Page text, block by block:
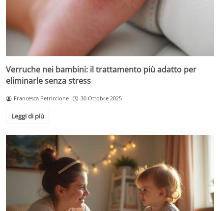
Verruche nei bambini: il trattamento più adatto per
eliminarle senza stress
Francesca Petriccione 30 Ottobre 2025
Leggi di più